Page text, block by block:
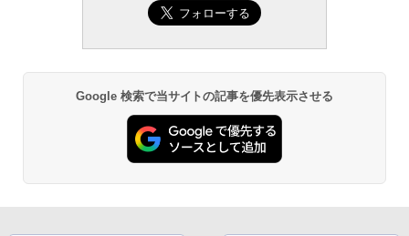
Google 検索で当サイトの記事を優先表示させる